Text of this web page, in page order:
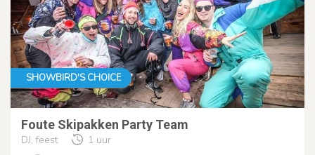
SHOWBIRD'S CHOICE
Foute Skipakken Party Team
DJ, feest 1 uur